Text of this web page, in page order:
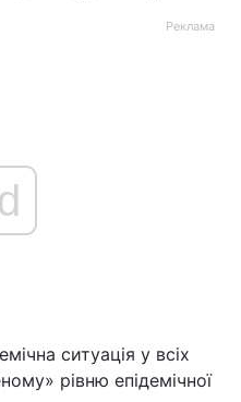
Війна
Реклама
ситуація у всіх
рівню епідемічної